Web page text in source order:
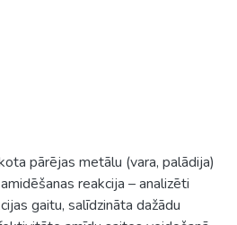
pārējas metālu (vara, palādija)
reakcija – analizēti
gaitu, salīdzināta dažādu